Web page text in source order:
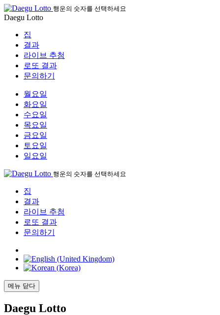
행운의 숫자를 선택하세요
Daegu Lotto
집
결과
라이브 추첨
로또 결과
문의하기
월요일
화요일
수요일
목요일
금요일
토요일
일요일
행운의 숫자를 선택하세요
집
결과
라이브 추첨
로또 결과
문의하기
메뉴 닫다
Daegu Lotto